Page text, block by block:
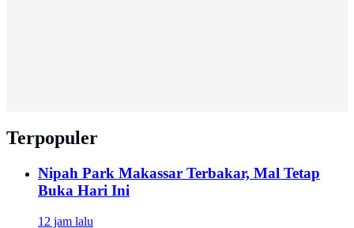
Terpopuler
Nipah Park Makassar Terbakar, Mal Tetap
Buka Hari Ini
12 jam lalu